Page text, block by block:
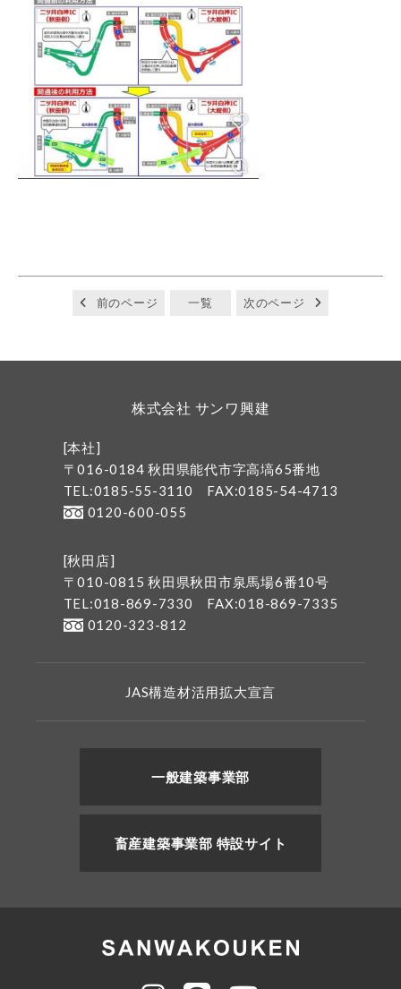
前のページ 一覧 次のページ
株式会社 サンワ興建
[本社]
〒016-0184 秋田県能代市字高塙65番地
TEL:0185-55-3110
FAX:0185-54-4713
0120-600-055
[秋田店]
〒010-0815 秋田県秋田市泉馬場6番10号
TEL:018-869-7330
FAX:018-869-7335
0120-323-812
JAS構造材活用拡大宣言
一般建築事業部
畜産建築事業部 特設サイト